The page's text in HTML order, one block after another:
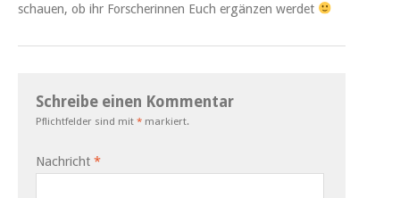
schauen, ob ihr Forscherinnen Euch ergänzen werdet
Schreibe einen Kommentar
Pflichtfelder sind mit * markiert.
Nachricht *